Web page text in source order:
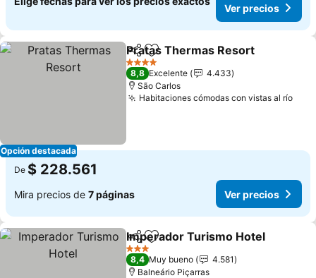
Ver precios
Opción destacada
CompartirAgregar a favoritos
Pratas Thermas Resort
4 Estrellas
8,8 Excelente
4.433
São Carlos
Habitaciones cómodas con vistas al río
De $ 228.561
Mira precios de 7 páginas Ver precios
CompartirAgregar a favoritos
Imperador Turismo Hotel
3 Estrellas
8,4 Muy bueno
4.581
Balneário Piçarras